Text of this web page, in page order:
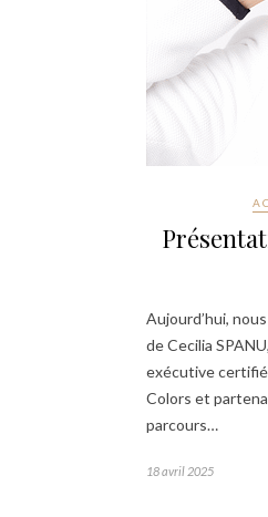
Aujourd’hui,
de Cecilia
exécutive
Colors et
parcours…
18 avril 2025